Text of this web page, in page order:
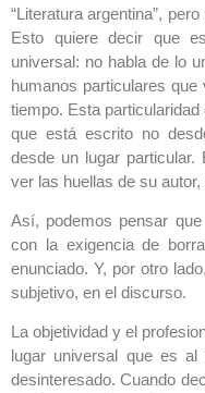
“Literatura argentina”,
Esto quiere decir que
universal: no habla de lo
humanos particulares
tiempo. Esta
que está escrito no
desde un lugar
ver las huellas de su
Así, podemos pensar
con la exigencia de
enunciado. Y, por otro
subjetivo, en el discurso.
La objetividad y el
lugar universal que es
desinteresado. Cuando